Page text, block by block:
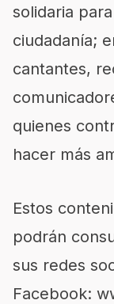
solidaria
ciudadanía;
cantantes,
quienes
hacer más
Estos
podrán
sus redes
Facebook: